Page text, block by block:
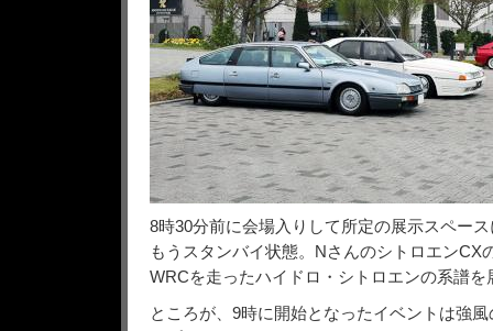
8時30分前に会場入りして所定の展示スペー
もうスタンバイ状態。NさんのシトロエンCX
WRCを走ったハイドロ・シトロエンの系譜を
ところが、9時に開始となったイベントは強